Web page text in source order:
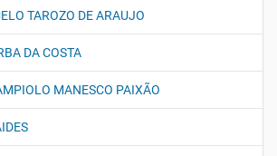
TAROZO DE ARAUJO
DA COSTA
MANESCO PAIXÃO